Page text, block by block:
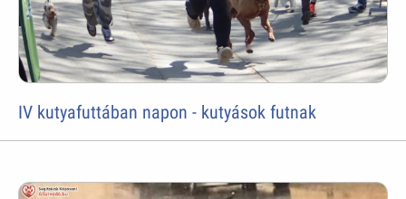
IV kutyafuttában napon - kutyások futnak